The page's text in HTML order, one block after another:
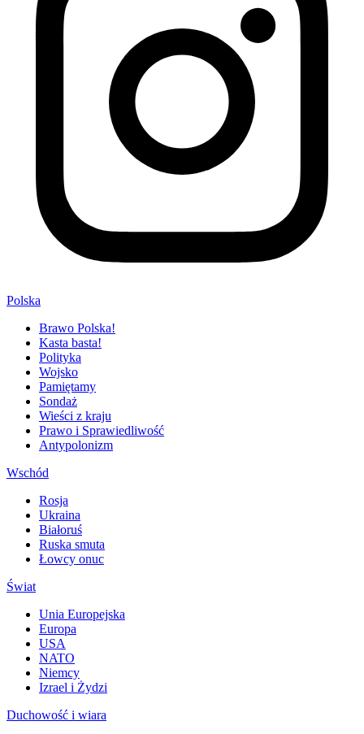
Polska
Brawo Polska!
Kasta basta!
Polityka
Wojsko
Pamiętamy
Sondaż
Wieści z kraju
Prawo i Sprawiedliwość
Antypolonizm
Wschód
Rosja
Ukraina
Białoruś
Ruska smuta
Łowcy onuc
Świat
Unia Europejska
Europa
USA
NATO
Niemcy
Izrael i Żydzi
Duchowość i wiara